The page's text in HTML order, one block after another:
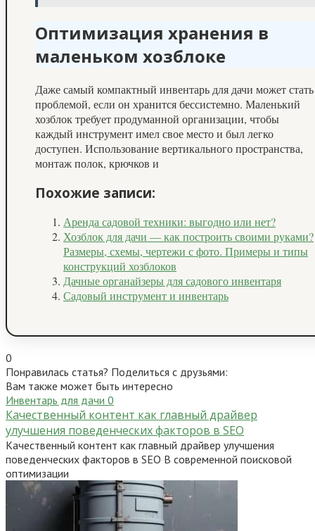
Оптимизация хранения в
маленьком хозблоке
Даже самый компактный инвентарь для дачи может стать
проблемой, если он хранится бессистемно. Маленький
хозблок требует продуманной организации, чтобы
каждый инструмент имел свое место и был легко
доступен. Использование вертикального пространства,
монтаж полок, крючков и
Похожие записи:
Аренда садовой техники: выгодно или нет?
Хозблок для дачи — как построить своими руками?
Размеры, схемы, чертежи с фото. Примеры и типы
конструкций хозблоков
Дачные органайзеры для садового инвентаря
Садовый инструмент и инвентарь
0
Понравилась статья? Поделиться с друзьями:
Вам также может быть интересно
Инвентарь для дачи 0
Качественный контент как главный драйвер
улучшения поведенческих факторов в SEO
Качественный контент как главный драйвер улучшения
поведенческих факторов в SEO В современной поисковой
оптимизации